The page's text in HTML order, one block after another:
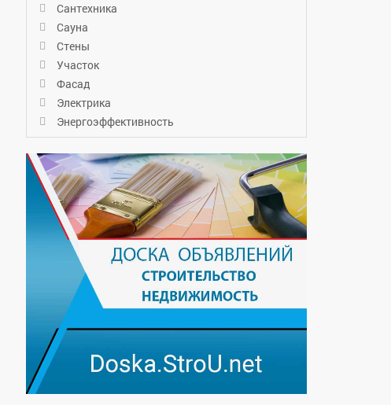
Сантехника
Сауна
Стены
Участок
Фасад
Электрика
Энергоэффективность